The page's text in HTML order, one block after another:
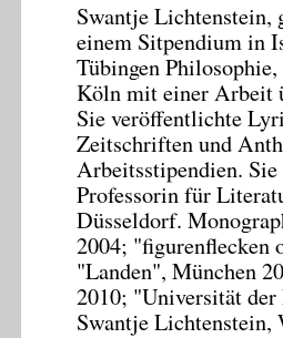
Swantje Lichtenstein,
einem Sitpendium in
Tübingen
Köln mit einer Arbeit
Sie veröffentlichte
Zeitschriften und
Arbeitsstipendien.
Professorin für
Düsseldorf.
2004; "figurenflecken
"Landen", München
2010; "Universität
Swantje Lichtenstein,